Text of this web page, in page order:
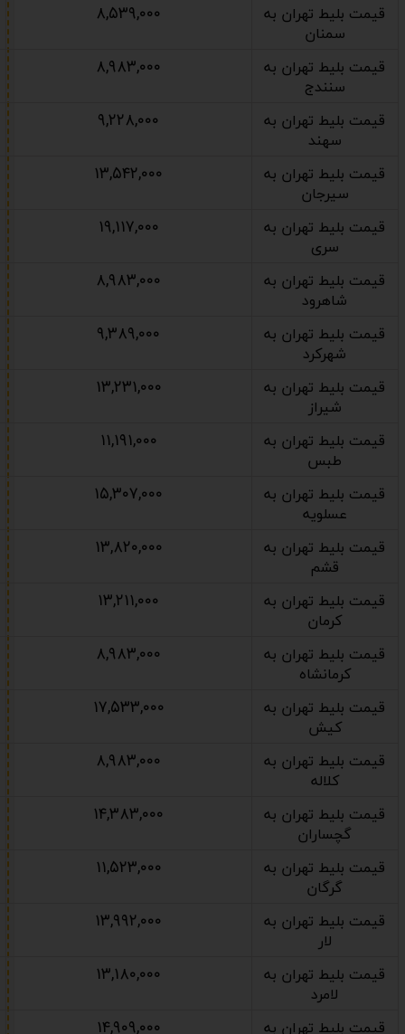
قیمت بلیط تهران به
سمنان
۸,۵۳۹,۰۰۰
قیمت بلیط تهران به
سنندج
۸,۹۸۳,۰۰۰
قیمت بلیط تهران به
سهند
۹,۲۲۸,۰۰۰
قیمت بلیط تهران به
سیرجان
۱۳,۵۴۲,۰۰۰
قیمت بلیط تهران به
سری
۱۹,۱۱۷,۰۰۰
قیمت بلیط تهران به
شاهرود
۸,۹۸۳,۰۰۰
قیمت بلیط تهران به
شهرکرد
۹,۳۸۹,۰۰۰
قیمت بلیط تهران به
شیراز
۱۳,۲۳۱,۰۰۰
قیمت بلیط تهران به
طبس
۱۱,۱۹۱,۰۰۰
قیمت بلیط تهران به
عسلویه
۱۵,۳۰۷,۰۰۰
قیمت بلیط تهران به
قشم
۱۳,۸۲۰,۰۰۰
قیمت بلیط تهران به
کرمان
۱۳,۲۱۱,۰۰۰
قیمت بلیط تهران به
کرمانشاه
۸,۹۸۳,۰۰۰
قیمت بلیط تهران به
کیش
۱۷,۵۳۳,۰۰۰
قیمت بلیط تهران به
کلاله
۸,۹۸۳,۰۰۰
قیمت بلیط تهران به
گچساران
۱۴,۳۸۳,۰۰۰
قیمت بلیط تهران به
گرگان
۱۱,۵۲۳,۰۰۰
قیمت بلیط تهران به
لار
۱۳,۹۹۲,۰۰۰
قیمت بلیط تهران به
لامرد
۱۳,۱۸۰,۰۰۰
قیمت بلیط تهران به ۱۴,۹۰۹,۰۰۰